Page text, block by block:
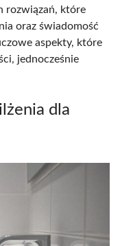
rozwiązań, które
oraz świadomość
aspekty, które
jednocześnie
dla